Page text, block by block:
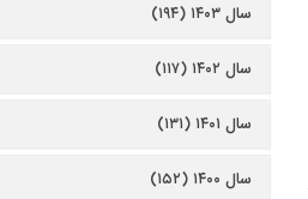
سال ۱۴۰۳ (۱۹۴)
سال ۱۴۰۲ (۱۱۷)
سال ۱۴۰۱ (۱۳۱)
سال ۱۴۰۰ (۱۵۲)